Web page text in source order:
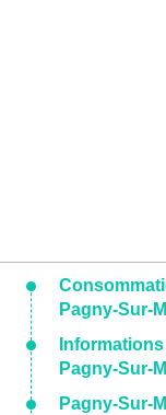
Pagny-Sur-
Pagny-Sur-
Pagny-Sur-